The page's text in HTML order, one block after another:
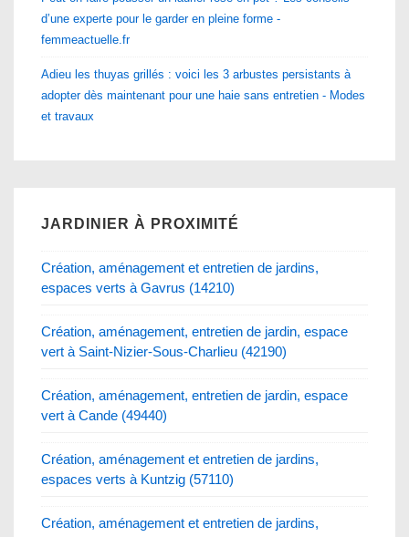
d’une experte pour le garder en pleine forme -
femmeactuelle.fr
Adieu les thuyas grillés : voici les 3 arbustes persistants à
adopter dès maintenant pour une haie sans entretien - Modes
et travaux
JARDINIER À PROXIMITÉ
Création, aménagement et entretien de jardins,
espaces verts à Gavrus (14210)
Création, aménagement, entretien de jardin, espace
vert à Saint-Nizier-Sous-Charlieu (42190)
Création, aménagement, entretien de jardin, espace
vert à Cande (49440)
Création, aménagement et entretien de jardins,
espaces verts à Kuntzig (57110)
Création, aménagement et entretien de jardins,